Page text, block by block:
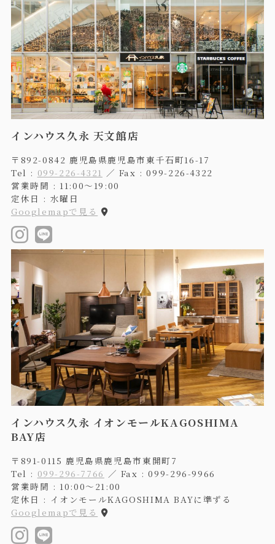
インハウス久永 天文館店
〒892-0842 鹿児島県鹿児島市東千石町16-17
Tel : 099-226-4321 ／ Fax : 099-226-4322
営業時間 : 11:00〜19:00
定休日 : 水曜日
Googlemapで見る
インハウス久永 イオンモールKAGOSHIMA
BAY店
〒891-0115 鹿児島県鹿児島市東開町7
Tel : 099-296-7766 ／ Fax : 099-296-9966
営業時間 : 10:00〜21:00
定休日 : イオンモールKAGOSHIMA BAYに準ずる
Googlemapで見る